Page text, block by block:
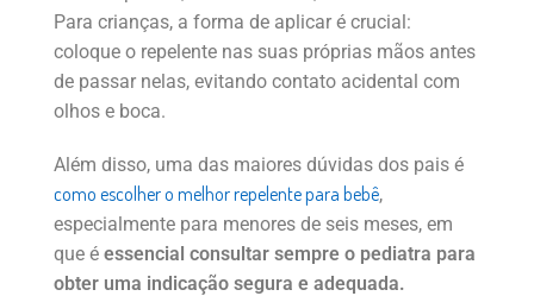
Para crianças, a forma de aplicar é crucial:
coloque o repelente nas suas próprias mãos antes
de passar nelas, evitando contato acidental com
olhos e boca.
Além disso, uma das maiores dúvidas dos pais é
como escolher o melhor repelente para bebê,
especialmente para menores de seis meses, em
que é essencial consultar sempre o pediatra para
obter uma indicação segura e adequada.